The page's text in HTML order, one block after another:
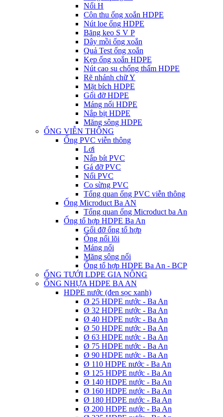
Nối H
Côn thu ống xoắn HDPE
Nút loe ống HDPE
Băng keo S V P
Dây mồi ống xoắn
Quả Test ống xoắn
Kẹp ống xoắn HDPE
Nút cao su chống thấm HDPE
Rẽ nhánh chữ Y
Mặt bích HDPE
Gối đỡ HDPE
Máng nối HDPE
Nắp bịt HDPE
Măng sông HDPE
ỐNG VIỄN THÔNG
Ống PVC viễn thông
Lơi
Nắp bít PVC
Gá đỡ PVC
Nối PVC
Co sừng PVC
Tổng quan ống PVC viễn thông
Ống Microduct Ba AN
Tổng quan ống Microduct ba An
Ống tổ hợp HDPE Ba An
Gối đỡ ống tổ hợp
Ống nối lõi
Máng nối
Măng sông nối
Ống tổ hợp HDPE Ba An - BCP
ỐNG TƯỚI LDPE GIA NÔNG
ỐNG NHỰA HDPE BA AN
HDPE nước (đen sọc xanh)
Ø 25 HDPE nước - Ba An
Ø 32 HDPE nước - Ba An
Ø 40 HDPE nước - Ba An
Ø 50 HDPE nước - Ba An
Ø 63 HDPE nước - Ba An
Ø 75 HDPE nước - Ba An
Ø 90 HDPE nước - Ba An
Ø 110 HDPE nước - Ba An
Ø 125 HDPE nước - Ba An
Ø 140 HDPE nước - Ba An
Ø 160 HDPE nước - Ba An
Ø 180 HDPE nước - Ba An
Ø 200 HDPE nước - Ba An